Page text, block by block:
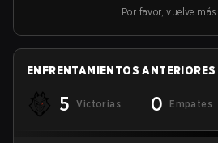
Por favor, vuelve
ENFRENTAMIENTOS ANTERIORES
5 Victorias 0 Empates